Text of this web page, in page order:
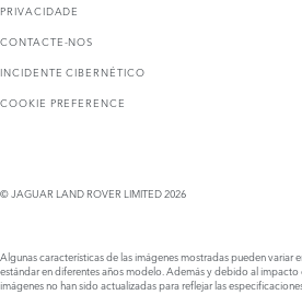
PRIVACIDADE
CONTACTE-NOS
INCIDENTE CIBERNÉTICO
COOKIE PREFERENCE
© JAGUAR LAND ROVER LIMITED 2026
Algunas características de las imágenes mostradas pueden variar
estándar en diferentes años modelo. Además y debido al impacto
imágenes no han sido actualizadas para reflejar las